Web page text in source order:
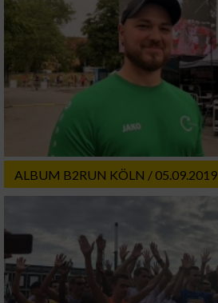
ALBUM B2RUN KÖLN / 05.09.2019